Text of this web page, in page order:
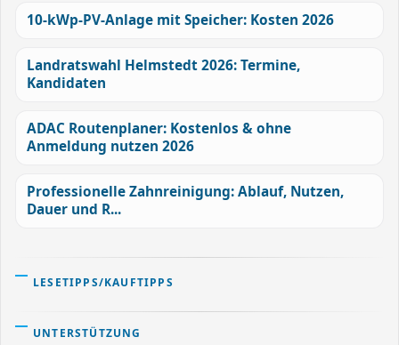
10-kWp-PV-Anlage mit Speicher: Kosten 2026
Landratswahl Helmstedt 2026: Termine,
Kandidaten
ADAC Routenplaner: Kostenlos & ohne
Anmeldung nutzen 2026
Professionelle Zahnreinigung: Ablauf, Nutzen,
Dauer und R...
LESETIPPS/KAUFTIPPS
UNTERSTÜTZUNG